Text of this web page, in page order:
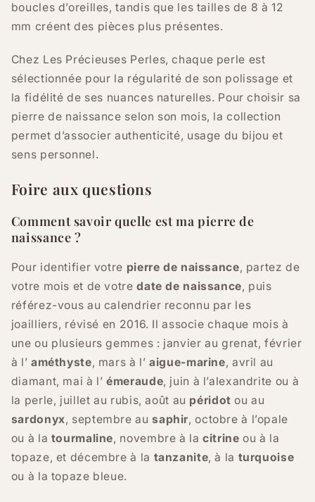
boucles d’oreilles, tandis que les tailles de 8 à 12
mm créent des pièces plus présentes.
Chez Les Précieuses Perles, chaque perle est
sélectionnée pour la régularité de son polissage et
la fidélité de ses nuances naturelles. Pour choisir sa
pierre de naissance selon son mois, la collection
permet d’associer authenticité, usage du bijou et
sens personnel.
Foire aux questions
Comment savoir quelle est ma pierre de
naissance ?
Pour identifier votre pierre de naissance, partez de
votre mois et de votredate de naissance, puis
référez-vous au calendrier reconnu par les
joailliers, révisé en 2016. Il associe chaque mois à
une ou plusieurs gemmes : janvier au grenat, février
à l’ améthyste, mars à l’aigue-marine, avril au
diamant, mai à l’émeraude, juin à l’alexandrite ou à
la perle, juillet au rubis, août au péridot ou au
sardonyx, septembre au saphir, octobre à l’opale
ou à la tourmaline, novembre à lacitrine ou à la
topaze, et décembre à la tanzanite, à la turquoise
ou à la topaze bleue.